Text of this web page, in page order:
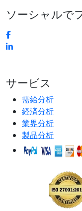
ソーシャルで
サービス
需給分析
経済分析
業界分析
製品分析